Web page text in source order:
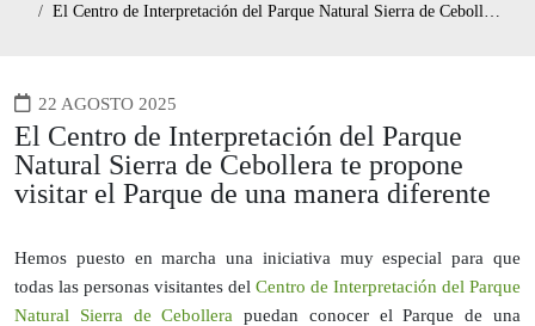
El Centro de Interpretación del Parque Natural Sierra de Cebollera te propone visitar el Parque de una manera diferente
22 AGOSTO 2025
El Centro de Interpretación del Parque
Natural Sierra de Cebollera te propone
visitar el Parque de una manera diferente
Hemos puesto en marcha una iniciativa muy especial para que
todas las personas visitantes del Centro de Interpretación del Parque
Natural Sierra de Cebollera puedan conocer el Parque de una